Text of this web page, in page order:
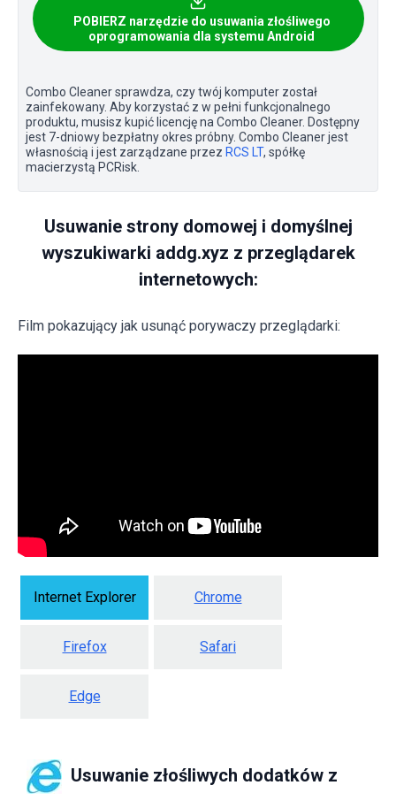
POBIERZ narzędzie do usuwania złośliwego
oprogramowania dla systemu Android
Combo Cleaner sprawdza, czy twój komputer został
zainfekowany. Aby korzystać z w pełni funkcjonalnego
produktu, musisz kupić licencję na Combo Cleaner. Dostępny
jest 7-dniowy bezpłatny okres próbny. Combo Cleaner jest
własnością i jest zarządzane przez RCS LT, spółkę
macierzystą PCRisk.
Usuwanie strony domowej i domyślnej
wyszukiwarki addg.xyz z przeglądarek
internetowych:
Film pokazujący jak usunąć porywaczy przeglądarki:
Internet Explorer Chrome
Firefox Safari
Edge
Usuwanie złośliwych dodatków z